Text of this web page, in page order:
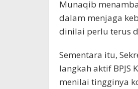
Munaqib
dalam menjaga
dinilai perlu terus
Sementara itu,
langkah aktif BPJS
menilai tingginya